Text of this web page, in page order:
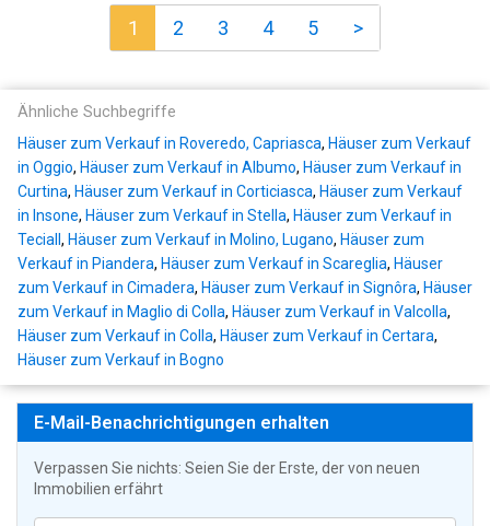
1 2 3 4 5 >
Ähnliche Suchbegriffe
Häuser zum Verkauf in Roveredo, Capriasca, Häuser zum Verkauf
in Oggio, Häuser zum Verkauf in Albumo, Häuser zum Verkauf in
Curtina, Häuser zum Verkauf in Corticiasca, Häuser zum Verkauf
in Insone, Häuser zum Verkauf in Stella, Häuser zum Verkauf in
Teciall , Häuser zum Verkauf in Molino, Lugano, Häuser zum
Verkauf in Piandera, Häuser zum Verkauf in Scareglia, Häuser
zum Verkauf in Cimadera, Häuser zum Verkauf in Signôra, Häuser
zum Verkauf in Maglio di Colla, Häuser zum Verkauf in Valcolla,
Häuser zum Verkauf in Colla, Häuser zum Verkauf in Certara,
Häuser zum Verkauf in Bogno
E-Mail-Benachrichtigungen erhalten
Verpassen Sie nichts: Seien Sie der Erste, der von neuen
Immobilien erfährt